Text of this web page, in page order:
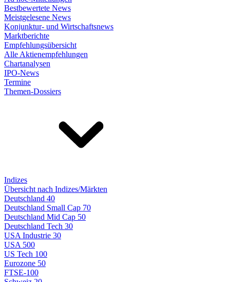
Bestbewertete News
Meistgelesene News
Konjunktur- und Wirtschaftsnews
Marktberichte
Empfehlungsübersicht
Alle Aktienempfehlungen
Chartanalysen
IPO-News
Termine
Themen-Dossiers
Indizes
Übersicht nach Indizes/Märkten
Deutschland 40
Deutschland Small Cap 70
Deutschland Mid Cap 50
Deutschland Tech 30
USA Industrie 30
USA 500
US Tech 100
Eurozone 50
FTSE-100